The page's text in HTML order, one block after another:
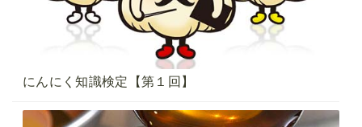
にんにく知識検定【第１回】